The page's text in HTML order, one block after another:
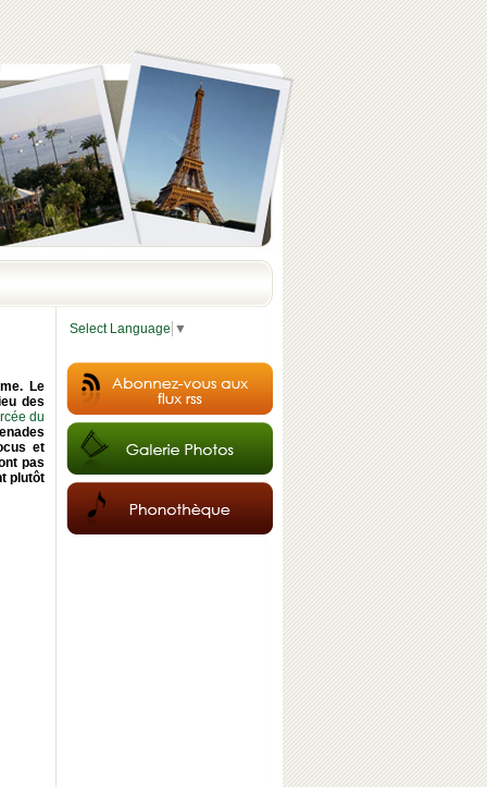
Le
des
du
et
pas
plutôt
Select Language ▼